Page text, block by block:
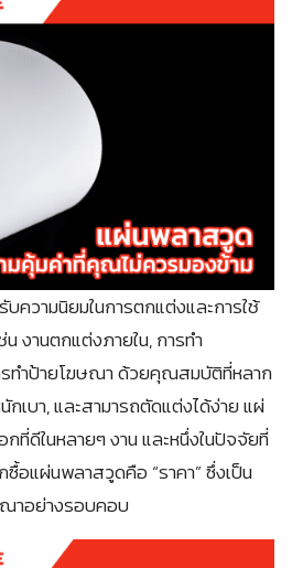
ความนิยมในการตกแต่งและการใช้
งานตกแต่งภายใน, การทำ
รทำป้ายโฆษณา ด้วยคุณสมบัติที่หลาก
กเบา, และสามารถตัดแต่งได้ง่าย แผ่
ที่ดีในหลายๆ งาน และหนึ่งในปัจจัยที่
อแผ่นพลาสวูดคือ “ราคา” ซึ่งเป็น
าอย่างรอบคอบ